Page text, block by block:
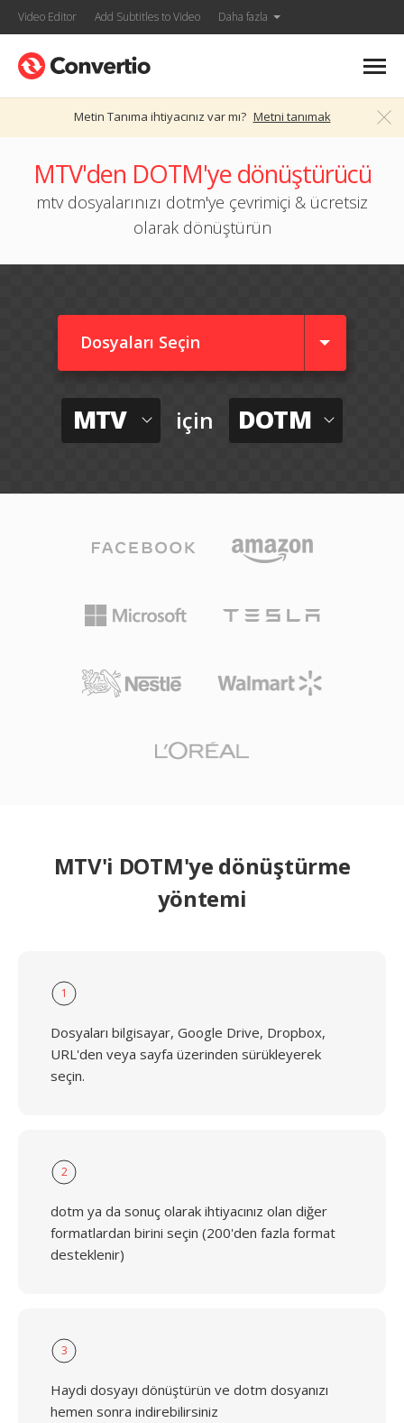
Video Editor Add Subtitles to Video Daha fazla
Metin Tanıma ihtiyacınız var mı? Metni tanımak
MTV'den DOTM'ye dönüştürücü
mtv dosyalarınızı dotm'ye çevrimiçi & ücretsiz
olarak dönüştürün
Dosyaları Seçin
MTV için DOTM
MTV'i DOTM'ye dönüştürme
yöntemi
1
Dosyaları bilgisayar, Google Drive, Dropbox,
URL'den veya sayfa üzerinden sürükleyerek
seçin.
2
dotm ya da sonuç olarak ihtiyacınız olan diğer
formatlardan birini seçin (200'den fazla format
desteklenir)
3
Haydi dosyayı dönüştürün ve dotm dosyanızı
hemen sonra indirebilirsiniz